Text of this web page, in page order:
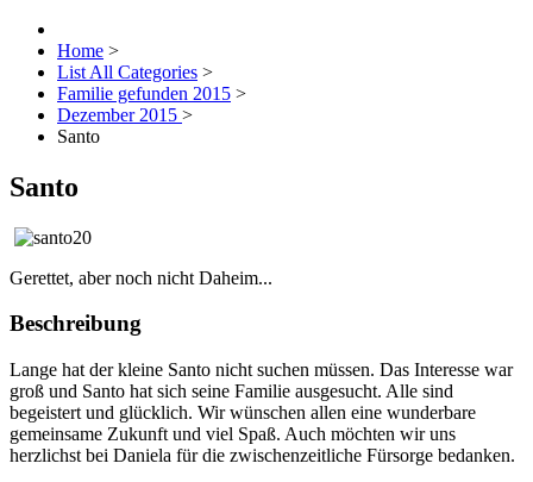
Home >
List All Categories >
Familie gefunden 2015 >
Dezember 2015 >
Santo
Santo
Gerettet, aber noch nicht Daheim...
Beschreibung
Lange hat der kleine Santo nicht suchen müssen. Das Interesse war
groß und Santo hat sich seine Familie ausgesucht. Alle sind
begeistert und glücklich. Wir wünschen allen eine wunderbare
gemeinsame Zukunft und viel Spaß. Auch möchten wir uns
herzlichst bei Daniela für die zwischenzeitliche Fürsorge bedanken.